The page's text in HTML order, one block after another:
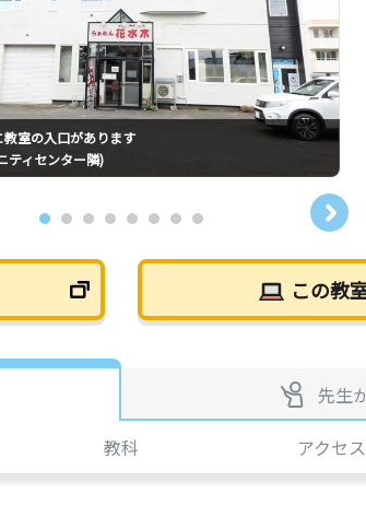
教室の入口があります
ティセンター隣)
この教
先生
教科 アクセス